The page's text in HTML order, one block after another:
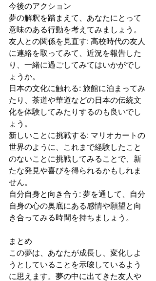
今後のアクション
夢の解釈を踏まえて、あなたにとって
意味のある行動を考えてみましょう。
友人との関係を見直す: 高校時代の友人
に連絡を取ってみて、近況を報告した
り、一緒に過ごしてみてはいかがでし
ょうか。
日本の文化に触れる: 旅館に泊まってみ
たり、茶道や華道などの日本の伝統文
化を体験してみたりするのも良いでし
ょう。
新しいことに挑戦する: マリオカートの
世界のように、これまで経験したこと
のないことに挑戦してみることで、新
たな発見や喜びを得られるかもしれま
せん。
自分自身と向き合う: 夢を通して、自分
自身の心の奥底にある感情や願望と向
き合ってみる時間を持ちましょう。
まとめ
この夢は、あなたが成長し、変化しよ
うとしていることを示唆しているよう
に思えます。夢の中に出てきた友人や